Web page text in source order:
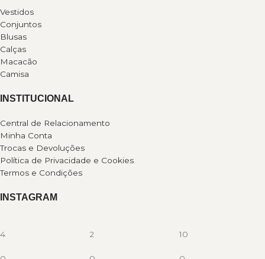
Vestidos
Conjuntos
Blusas
Calças
Macacão
Camisa
INSTITUCIONAL
Central de Relacionamento
Minha Conta
Trocas e Devoluções
Política de Privacidade e Cookies
Termos e Condições
INSTAGRAM
4 2 10